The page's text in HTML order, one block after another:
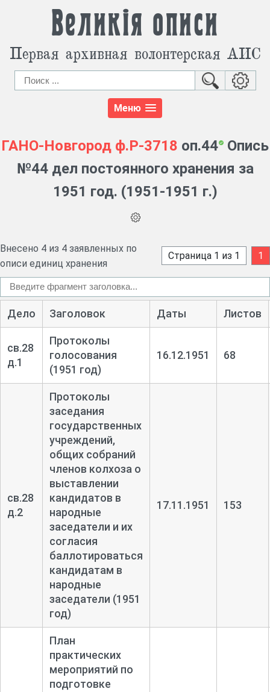
Великія описи
Первая архивная волонтерская АИС
Меню
ГАНО-Новгород ф.Р-3718 оп.44 Опись
№44 дел постоянного хранения за
1951 год. (1951-1951 г.)
Внесено 4 из 4 заявленных по
описи единиц хранения
Страница 1 из 1 1
Дело Заголовок Даты Листов
св.28
д.1
Протоколы
голосования
(1951 год)
16.12.1951 68
св.28
д.2
Протоколы
заседания
государственных
учреждений,
общих собраний
членов колхоза о
выставлении
кандидатов в
народные
заседатели и их
согласия
баллотироваться
кандидатам в
народные
заседатели (1951
год)
17.11.1951 153
План
практических
мероприятий по
подготовке